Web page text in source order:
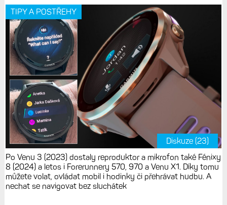
TIPY A POSTŘEHY
Diskuze (23)
Po Venu 3 (2023) dostaly reproduktor a mikrofon také Fénixy
8 (2024) a letos i Forerunnery 570, 970 a Venu X1. Díky tomu
můžete volat, ovládat mobil i hodinky či přehrávat hudbu. A
nechat se navigovat bez sluchátek